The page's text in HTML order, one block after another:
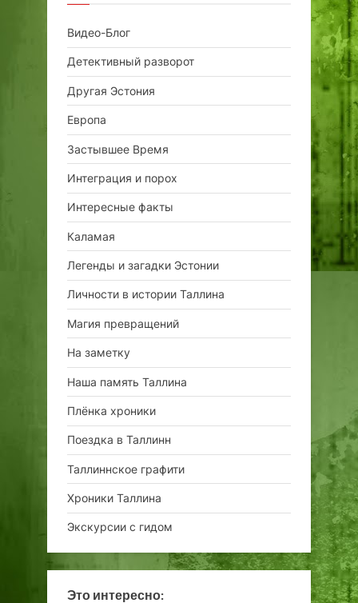
Видео-Блог
Детективный разворот
Другая Эстония
Европа
Застывшее Время
Интеграция и порох
Интересные факты
Каламая
Легенды и загадки Эстонии
Личности в истории Таллина
Магия превращений
На заметку
Наша память Таллина
Плёнка хроники
Поездка в Таллинн
Таллиннское графити
Хроники Таллина
Экскурсии с гидом
Это интересно: